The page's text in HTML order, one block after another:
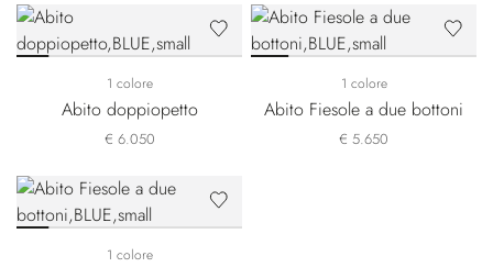
1 colore
Abito doppiopetto
€ 6.050
1 colore
Abito Fiesole a due bottoni
€ 5.650
1 colore